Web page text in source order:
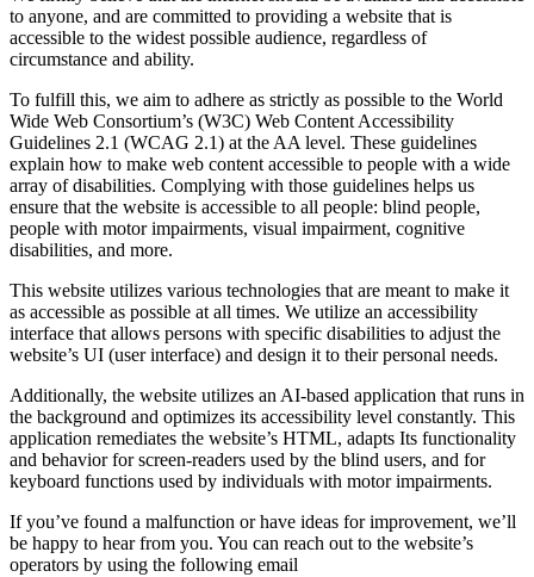
to anyone, and are committed to providing a website that is
accessible to the widest possible audience, regardless of
circumstance and ability.
To fulfill this, we aim to adhere as strictly as possible to the World
Wide Web Consortium’s (W3C) Web Content Accessibility
Guidelines 2.1 (WCAG 2.1) at the AA level. These guidelines
explain how to make web content accessible to people with a wide
array of disabilities. Complying with those guidelines helps us
ensure that the website is accessible to all people: blind people,
people with motor impairments, visual impairment, cognitive
disabilities, and more.
This website utilizes various technologies that are meant to make it
as accessible as possible at all times. We utilize an accessibility
interface that allows persons with specific disabilities to adjust the
website’s UI (user interface) and design it to their personal needs.
Additionally, the website utilizes an AI-based application that runs in
the background and optimizes its accessibility level constantly. This
application remediates the website’s HTML, adapts Its functionality
and behavior for screen-readers used by the blind users, and for
keyboard functions used by individuals with motor impairments.
If you’ve found a malfunction or have ideas for improvement, we’ll
be happy to hear from you. You can reach out to the website’s
operators by using the following email